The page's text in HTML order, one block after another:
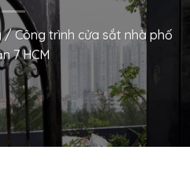
/Công trình cửa sắt nhà phố
7 HCM